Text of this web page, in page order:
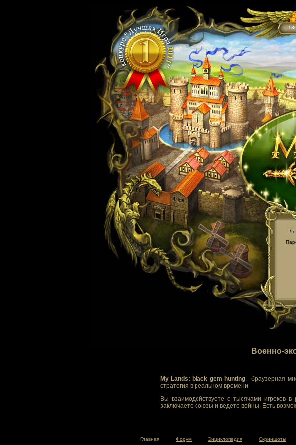
Военно-
My Lands: black gem hunting- браузерная
стратегия в реальном времени
Вы взаимодействуете с тысячами игроков
заключаете союзы и ведете войны. Есть
Главная Форум Энциклопедия Скриншоты